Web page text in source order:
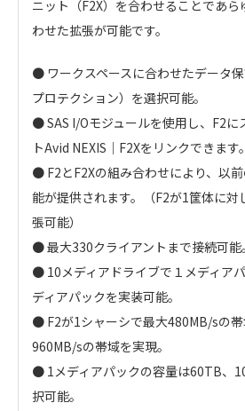
ニット（F2X）を合わせることであ
わせた拡張が可能です。
● ワークスペースに合わせたデータ
プロテクション）を選択可能。
● SAS I/Oモジュールを使用し、F2に
トAvid NEXIS｜F2Xをリンクできます。
● F2とF2Xの組み合わせにより、以
能が提供されます。（F2が1筐体に対
張可能）
● 最大330クライアントまで接続可能。
● 10メディアドライブで１メディア
ディアパックを実装可能。
● F2が1シャーシで最大480MB/sの帯
960MB/sの帯域を実現。
● 1メディアパックの容量は60TB、
択可能。